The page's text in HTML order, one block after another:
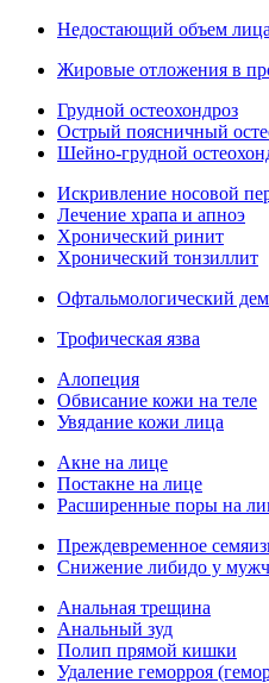
Недостающий объем лица
Жировые отложения в
Грудной остеохондроз
Острый поясничный
Шейно-грудной
Искривление носовой
Лечение храпа и апноэ
Хронический ринит
Хронический тонзиллит
Офтальмологический
Трофическая язва
Алопеция
Обвисание кожи на теле
Увядание кожи лица
Акне на лице
Постакне на лице
Расширенные поры на
Преждевременное
Снижение либидо у
Анальная трещина
Анальный зуд
Полип прямой кишки
Удаление геморроя